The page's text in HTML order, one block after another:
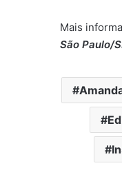
Mais
São Paulo/